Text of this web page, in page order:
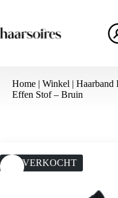
de
inhoud
Home | Winkel | Haarband
Effen Stof – Bruin
UITVERKOCHT